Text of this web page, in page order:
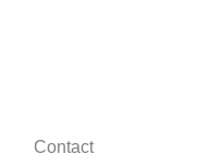
Contact